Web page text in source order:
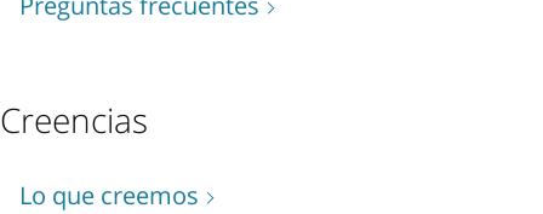
Creencias
Lo que creemos